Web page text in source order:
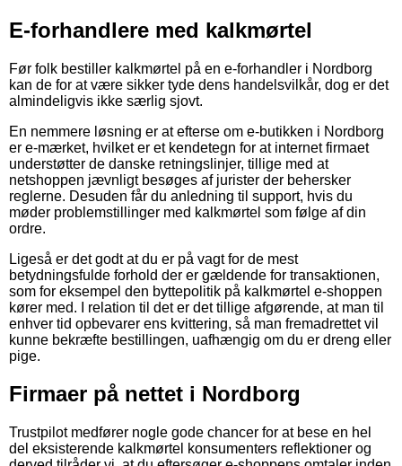
E-forhandlere med kalkmørtel
Før folk bestiller kalkmørtel på en e-forhandler i Nordborg
kan de for at være sikker tyde dens handelsvilkår, dog er det
almindeligvis ikke særlig sjovt.
En nemmere løsning er at efterse om e-butikken i Nordborg
er e-mærket, hvilket er et kendetegn for at internet firmaet
understøtter de danske retningslinjer, tillige med at
netshoppen jævnligt besøges af jurister der behersker
reglerne. Desuden får du anledning til support, hvis du
møder problemstillinger med kalkmørtel som følge af din
ordre.
Ligeså er det godt at du er på vagt for de mest
betydningsfulde forhold der er gældende for transaktionen,
som for eksempel den byttepolitik på kalkmørtel e-shoppen
kører med. I relation til det er det tillige afgørende, at man til
enhver tid opbevarer ens kvittering, så man fremadrettet vil
kunne bekræfte bestillingen, uafhængig om du er dreng eller
pige.
Firmaer på nettet i Nordborg
Trustpilot medfører nogle gode chancer for at bese en hel
del eksisterende kalkmørtel konsumenters reflektioner og